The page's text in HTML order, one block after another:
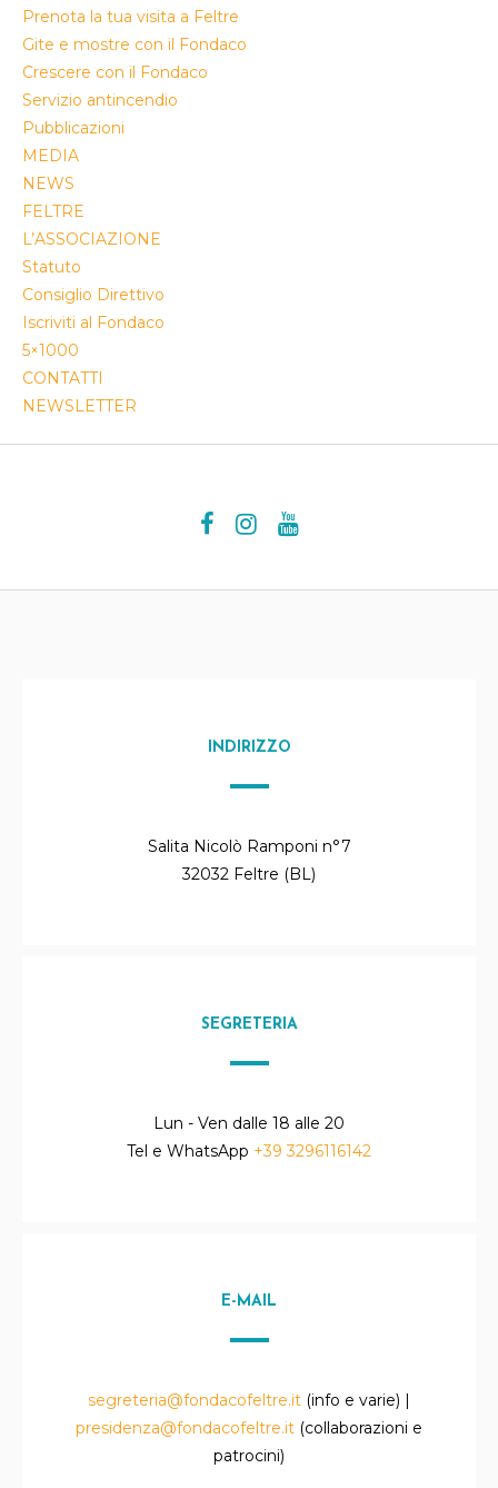
Prenota la tua visita a Feltre
Gite e mostre con il Fondaco
Crescere con il Fondaco
Servizio antincendio
Pubblicazioni
MEDIA
NEWS
FELTRE
L’ASSOCIAZIONE
Statuto
Consiglio Direttivo
Iscriviti al Fondaco
5×1000
CONTATTI
NEWSLETTER
INDIRIZZO
Salita Nicolò Ramponi n°7
32032 Feltre (BL)
SEGRETERIA
Lun - Ven dalle 18 alle 20
Tel e WhatsApp +39 3296116142
E-MAIL
segreteria@fondacofeltre.it (info e varie) |
presidenza@fondacofeltre.it (collaborazioni e
patrocini)